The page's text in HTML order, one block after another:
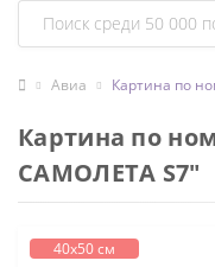
Авиа Картина по
Картина по
САМОЛЕТА S7"
40х50 см